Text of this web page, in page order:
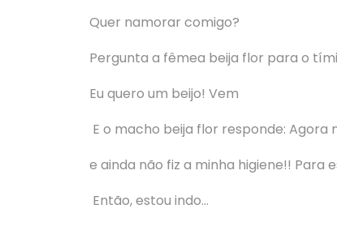
Quer namorar comigo?
Pergunta a fêmea beija flor para o
Eu quero um beijo! Vem
E o macho beija flor responde: Agora
e ainda não fiz a minha higiene!! Para
Então, estou indo…